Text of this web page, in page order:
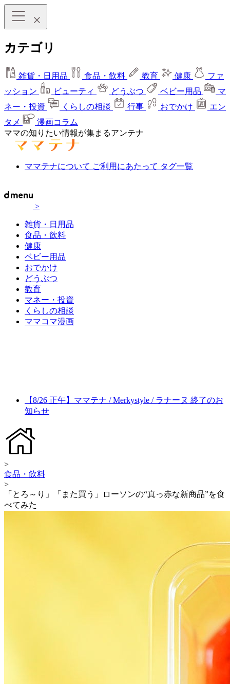
カテゴリ
雑貨・日用品 食品・飲料 教育 健康
ファ
ッション
ビューティ どうぶつ ベビー用品
マ
ネー・投資
くらしの相談 行事 おでかけ
エン
タメ
漫画コラム
ママの知りたい情報が集まるアンテナ
ママテナについて ご利用にあたって タグ一覧
>
雑貨・日用品
食品・飲料
健康
ベビー用品
おでかけ
どうぶつ
教育
マネー・投資
くらしの相談
ママコマ漫画
【8/26 正午】ママテナ / Merkystyle / ラナーヌ 終了のお
知らせ
>
食品・飲料
>
「とろ～り」「また買う」ローソンの“真っ赤な新商品”を食
べてみた